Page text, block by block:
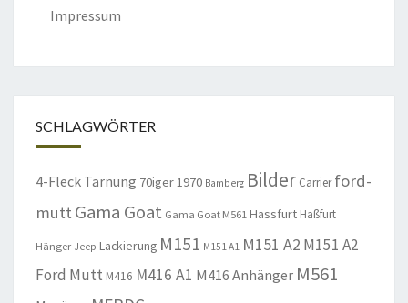
Impressum
SCHLAGWÖRTER
4-Fleck Tarnung 70iger1970 Bamberg Bilder Carrier ford-
mutt Gama Goat Gama Goat M561 Hassfurt Haßfurt
Hänger Jeep Lackierung M151 M151 A1 M151 A2 M151 A2
Ford Mutt M416 M416 A1 M416 Anhänger M561